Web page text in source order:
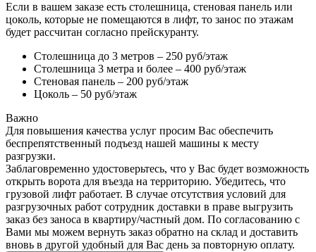
Если в вашем заказе есть столешница, стеновая панель или
цоколь, которые не помещаются в лифт, то занос по этажам
будет рассчитан согласно прейскуранту.
Столешница до 3 метров – 250 руб/этаж
Столешница 3 метра и более – 400 руб/этаж
Стеновая панель – 200 руб/этаж
Цоколь – 50 руб/этаж
Важно
Для повышения качества услуг просим Вас обеспечить
беспрепятственный подъезд нашей машины к месту
разгрузки.
Заблаговременно удостоверьтесь, что у Вас будет возможность
открыть ворота для въезда на территорию. Убедитесь, что
грузовой лифт работает. В случае отсутствия условий для
разгрузочных работ сотрудник доставки в праве выгрузить
заказ без заноса в квартиру/частный дом. По согласованию с
Вами мы можем вернуть заказ обратно на склад и доставить
вновь в другой удобный для Вас день за повторную оплату.